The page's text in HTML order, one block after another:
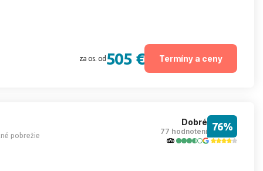
za os. od 505 € Termíny a ceny
pobrežie
Dobré
77 hodnotení 76%